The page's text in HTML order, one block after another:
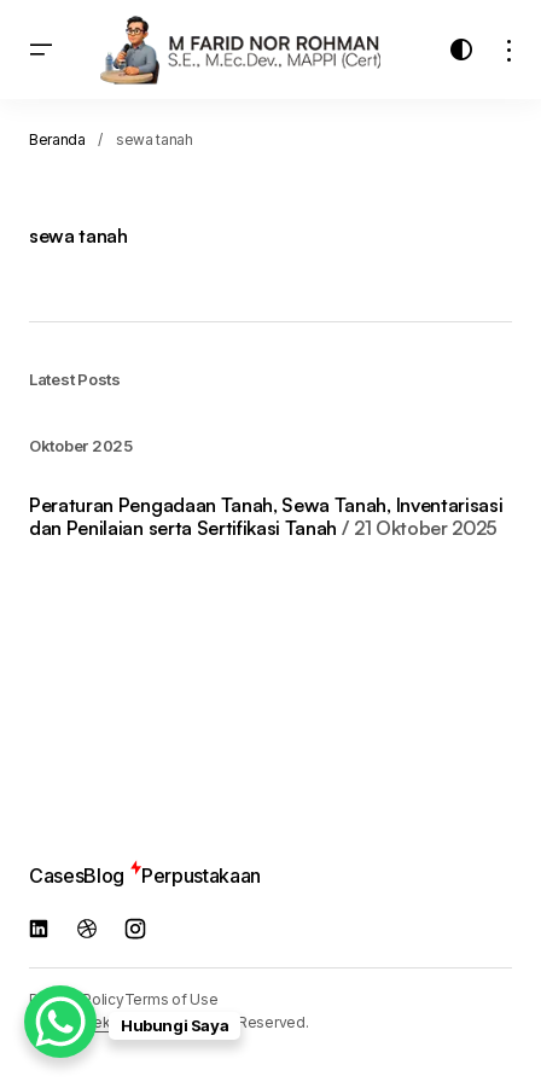
Beranda sewa tanah
sewa tanah
Latest Posts
Oktober 2025
Peraturan Pengadaan Tanah, Sewa Tanah, Inventarisasi
dan Penilaian serta Sertifikasi Tanah
21 Oktober 2025
CasesBlog Perpustakaan
Privacy PolicyTerms of Use
© 2024 Reka Media. All Rights Reserved.
Hubungi Saya